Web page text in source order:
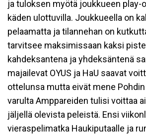
ja tuloksen myötä joukkueen play-
käden ulottuvilla. Joukkueella on
pelaamatta ja tilannehan on
tarvitsee maksimissaan kaksi
kahdeksantena ja yhdeksäntenä
majailevat OYUS ja HaU saavat
ottelunsa mutta eivät mene
varulta Amppareiden tulisi voittaa
jäljellä olevista peleistä. Ensi
vieraspelimatka Haukiputaalle ja